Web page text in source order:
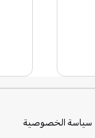
سياسة الخصوصية